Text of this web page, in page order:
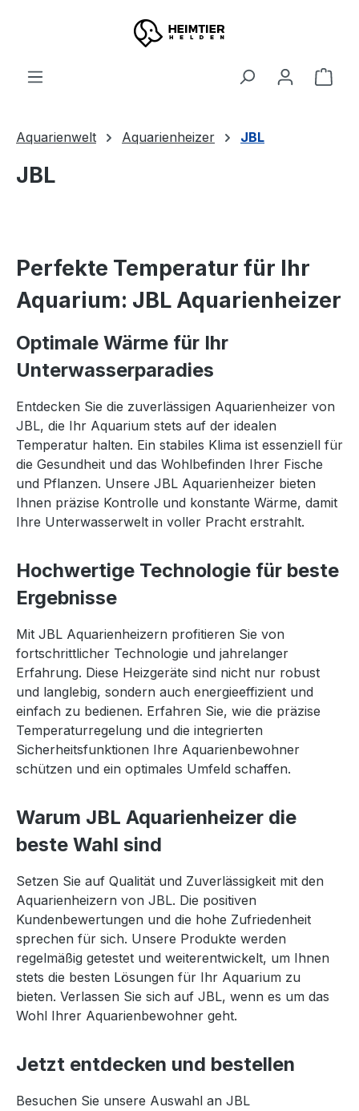
Zum Hauptinhalt springen
Aquarienwelt Aquarienheizer JBL
JBL
Perfekte Temperatur für Ihr
Aquarium: JBL Aquarienheizer
Optimale Wärme für Ihr
Unterwasserparadies
Entdecken Sie die zuverlässigen Aquarienheizer von
JBL, die Ihr Aquarium stets auf der idealen
Temperatur halten. Ein stabiles Klima ist essenziell für
die Gesundheit und das Wohlbefinden Ihrer Fische
und Pflanzen. Unsere JBL Aquarienheizer bieten
Ihnen präzise Kontrolle und konstante Wärme, damit
Ihre Unterwasserwelt in voller Pracht erstrahlt.
Hochwertige Technologie für beste
Ergebnisse
Mit JBL Aquarienheizern profitieren Sie von
fortschrittlicher Technologie und jahrelanger
Erfahrung. Diese Heizgeräte sind nicht nur robust
und langlebig, sondern auch energieeffizient und
einfach zu bedienen. Erfahren Sie, wie die präzise
Temperaturregelung und die integrierten
Sicherheitsfunktionen Ihre Aquarienbewohner
schützen und ein optimales Umfeld schaffen.
Warum JBL Aquarienheizer die
beste Wahl sind
Setzen Sie auf Qualität und Zuverlässigkeit mit den
Aquarienheizern von JBL. Die positiven
Kundenbewertungen und die hohe Zufriedenheit
sprechen für sich. Unsere Produkte werden
regelmäßig getestet und weiterentwickelt, um Ihnen
stets die besten Lösungen für Ihr Aquarium zu
bieten. Verlassen Sie sich auf JBL, wenn es um das
Wohl Ihrer Aquarienbewohner geht.
Jetzt entdecken und bestellen
Besuchen Sie unsere Auswahl an JBL